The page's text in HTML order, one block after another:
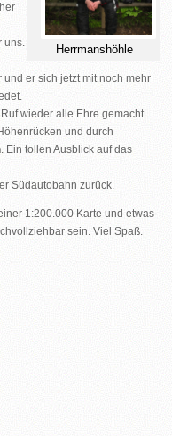
Herrmanshöhle
uns.
er sich jetzt mit noch mehr
wieder alle Ehre gemacht
und durch
. Ein tollen Ausblick auf das
Südautobahn zurück.
1:200.000 Karte und etwas
sein. Viel Spaß.